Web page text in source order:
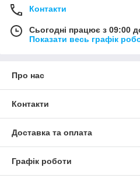
Контакти
Сьогодні працює з 09:00
Показати весь графік
Про нас
Контакти
Доставка та оплата
Графік роботи